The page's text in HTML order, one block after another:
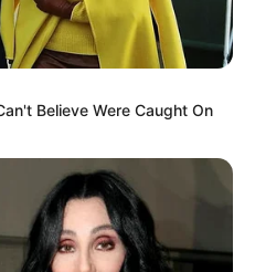
asty_ananta)
sudah tak lagi muda
Believe Were Caught On